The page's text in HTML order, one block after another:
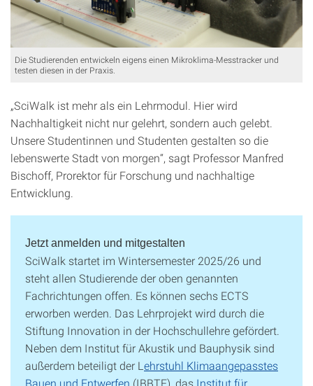
Die Studierenden entwickeln eigens einen Mikroklima-Messtracker und
testen diesen in der Praxis.
„SciWalk ist mehr als ein Lehrmodul. Hier wird
Nachhaltigkeit nicht nur gelehrt, sondern auch gelebt.
Unsere Studentinnen und Studenten gestalten so die
lebenswerte Stadt von morgen“, sagt Professor Manfred
Bischoff, Prorektor für Forschung und nachhaltige
Entwicklung.
Jetzt anmelden und mitgestalten
SciWalk startet im Wintersemester 2025/26 und
steht allen Studierende der oben genannten
Fachrichtungen offen. Es können sechs ECTS
erworben werden. Das Lehrprojekt wird durch die
Stiftung Innovation in der Hochschullehre gefördert.
Neben dem Institut für Akustik und Bauphysik sind
außerdem beteiligt der L ehrstuhl Klimaangepasstes
Bauen und Entwerfen (IBBTE), das Institut für